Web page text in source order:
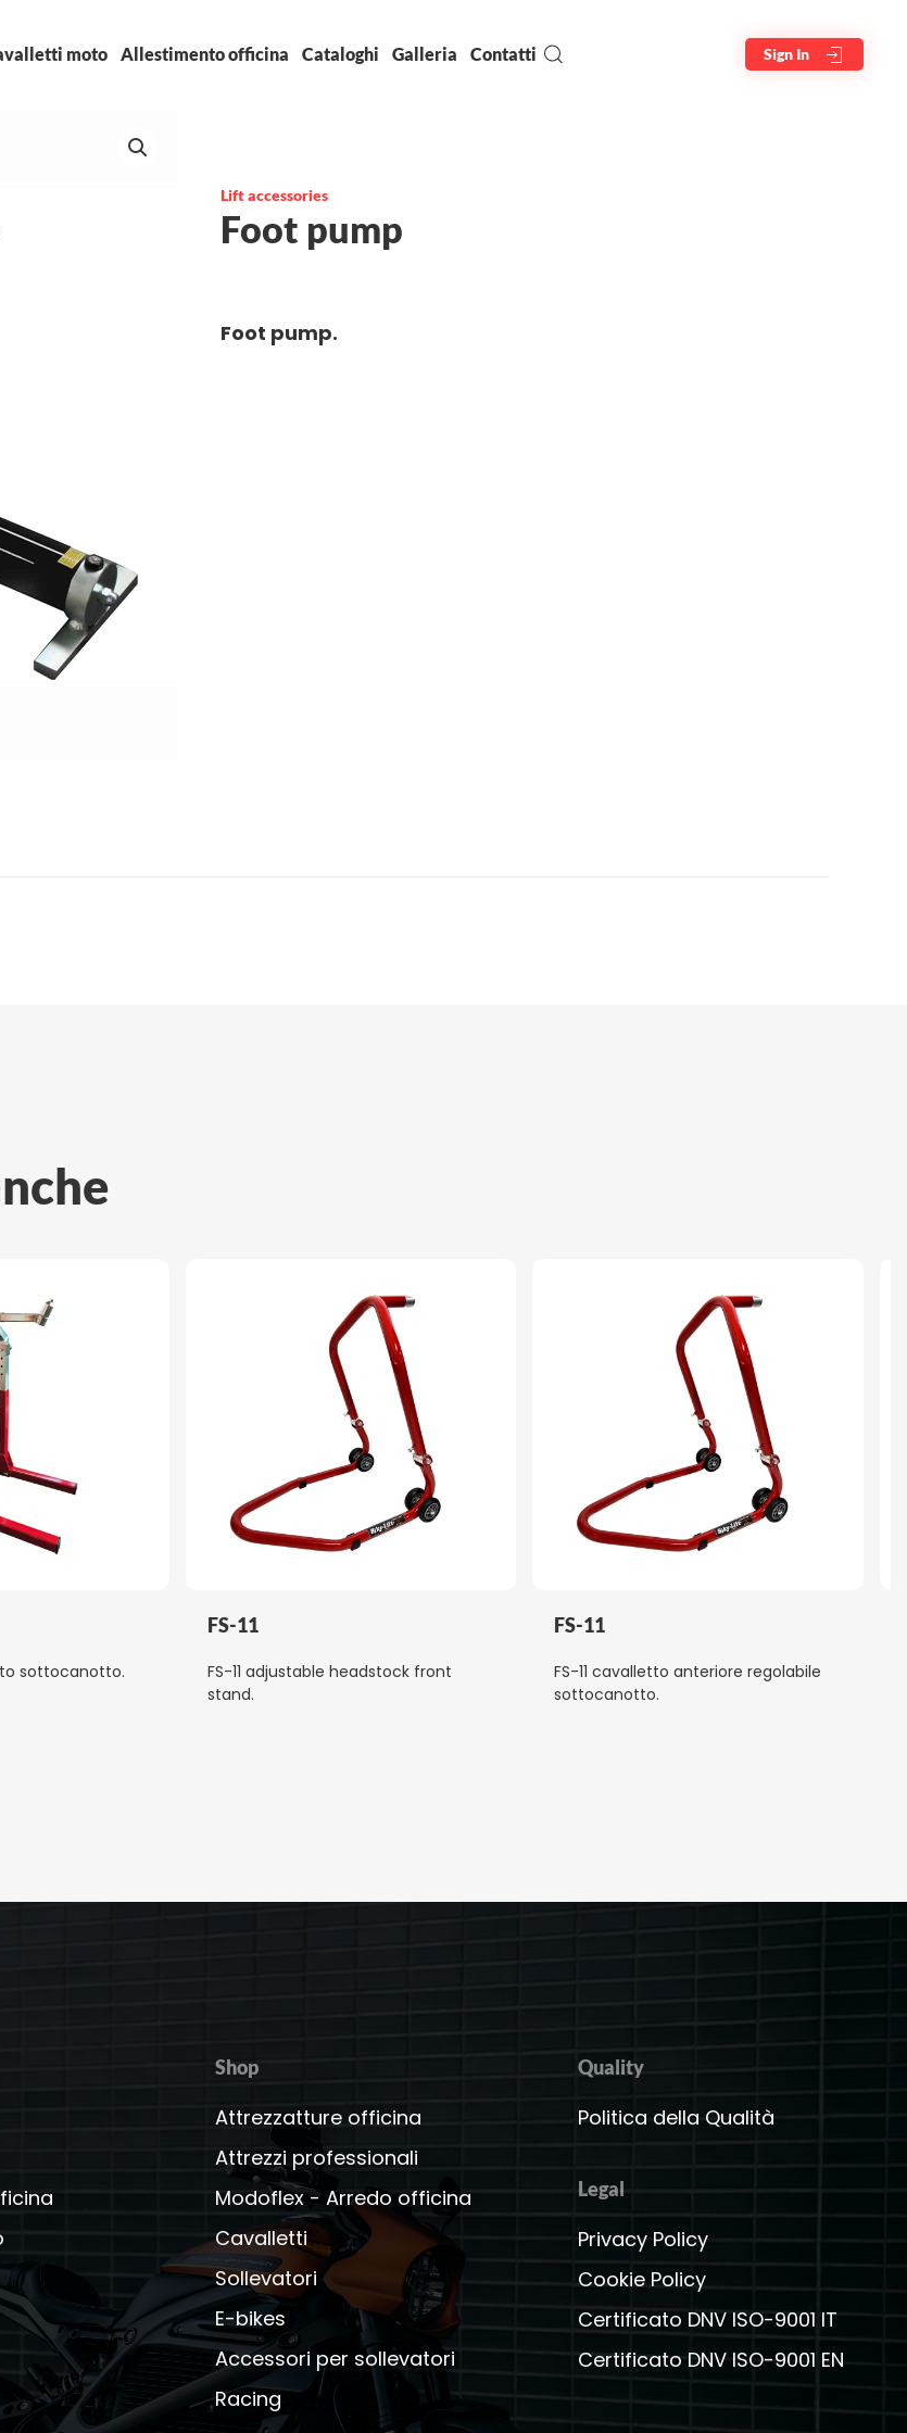
moto Allestimento officina Cataloghi Galleria Contatti Sign In
Lift accessories
Foot pump
Foot pump.
sottocanotto.
FS-11
FS-11 adjustable headstock front
stand.
FS-11
FS-11 cavalletto anteriore regolabile
sottocanotto.
Shop
Attrezzatture officina
Attrezzi professionali
Modoflex - Arredo officina
Cavalletti
Sollevatori
E-bikes
Accessori per sollevatori
Racing
Quality
Politica della Qualità
Legal
Privacy Policy
Cookie Policy
Certificato DNV ISO-9001 IT
Certificato DNV ISO-9001 EN